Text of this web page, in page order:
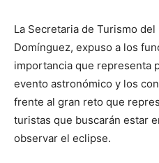
La Secretaria de Turismo
Domínguez, expuso a los
importancia que representa
evento astronómico y los
frente al gran reto que
turistas que buscarán estar
observar el eclipse.